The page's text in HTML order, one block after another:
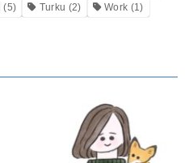
(5) Turku (2) Work (1)